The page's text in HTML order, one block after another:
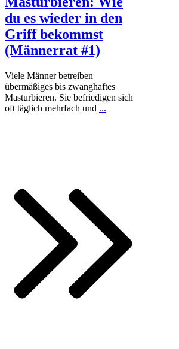
du es wieder in den
Griff bekommst
(Männerrat #1)
Viele Männer betreiben
übermäßiges bis zwanghaftes
Masturbieren. Sie befriedigen sich
oft täglich mehrfach und ...